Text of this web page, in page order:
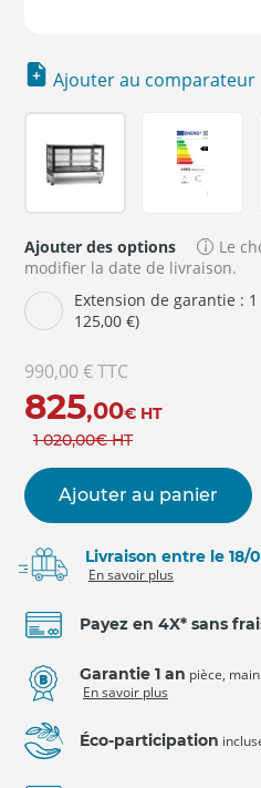
Ajouter au comparateur
Ajouter des options
Le
modifier la date de livraison.
Extension de garantie :
125,00 €)
990,00 €TTC
825,00€ HT
1 020,00€ HT
Ajouter au panier
Livraison entre le 18/
En savoir plus
Payez en 4X* sans
Garantie 1 an pièce,
En savoir plus
Éco-participation